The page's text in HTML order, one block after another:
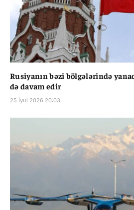
Rusiyanın bəzi bölgələrində
də davam edir
25 İyul 2026 20:03